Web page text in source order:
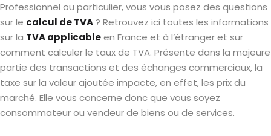
Professionnel ou particulier, vous vous posez des questions
sur le calcul de TVA? Retrouvez ici toutes les informations
sur la TVA applicableen France et à l’étranger et sur
comment calculer le taux de TVA. Présente dans la majeure
partie des transactions et des échanges commerciaux, la
taxe sur la valeur ajoutée impacte, en effet, les prix du
marché. Elle vous concerne donc que vous soyez
consommateur ou vendeur de biens ou de services.